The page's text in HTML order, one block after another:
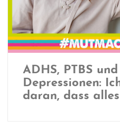
ADHS, PTBS und
Depressionen:
daran, dass